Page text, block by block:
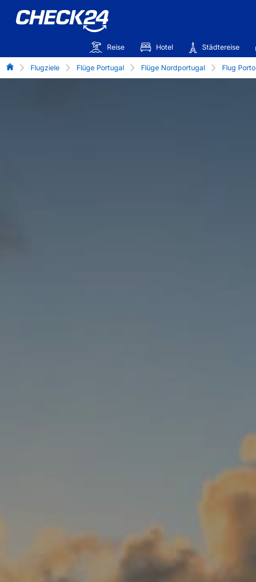
Reise Hotel Städtereise
Flug-Vergleich
Flugziele Flüge Portugal Flüge Nordportugal Flug Porto